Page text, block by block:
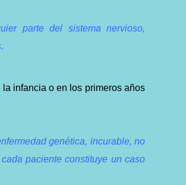
parte del sistema nervioso,
infancia o en los primeros años
genética, incurable, no
paciente constituye un caso